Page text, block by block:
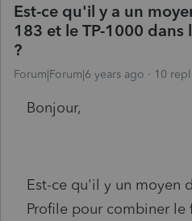
Est-ce qu'il y a un
183 et le TP-1000 dans
?
Forum|Forum|6 years ago 10
Bonjour,
Est-ce qu'il y un moyen
Profile pour combiner le